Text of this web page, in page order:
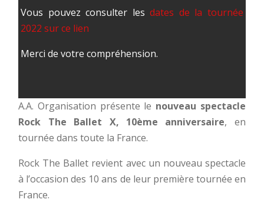
Vous pouvez consulter lesdates de la tournée
2022 sur ce lien
Merci de votre compréhension.
A.A. Organisation présente le nouveau spectacle
Rock The Ballet X, 10ème anniversaire, en
tournée dans toute la France.
Rock The Ballet revient avec un nouveau spectacle
à l’occasion des 10 ans de leur première tournée en
France.